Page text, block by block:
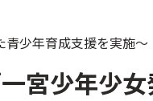
青少年育成支援を実施～
宮少年少